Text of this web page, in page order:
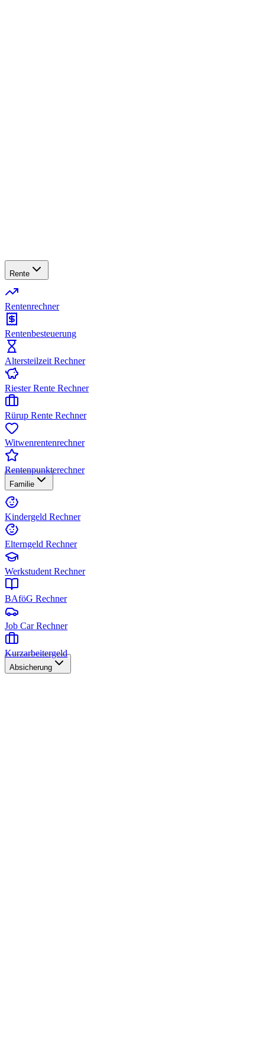
Rente
Rentenrechner
Rentenbesteuerung
Altersteilzeit Rechner
Riester Rente Rechner
Rürup Rente Rechner
Witwenrentenrechner
Rentenpunkterechner
Familie
Kindergeld Rechner
Elterngeld Rechner
Werkstudent Rechner
BAföG Rechner
Job Car Rechner
Kurzarbeitergeld
Absicherung